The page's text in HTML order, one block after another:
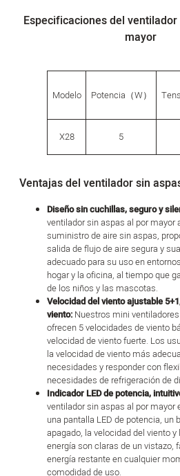
Especificaciones del
mayor
Modelo Potencia（W）
X28 5
Ventajas del ventilador sin
Diseño sin cuchillas, seguro y
ventilador sin aspas al por mayor
suministro de aire sin aspas,
salida de flujo de aire segura y
adecuado para su uso en
hogar y la oficina, al tiempo que
de los niños y las mascotas.
Velocidad del viento ajustable
viento:Nuestros mini
ofrecen 5 velocidades de viento
velocidad de viento fuerte. Los
la velocidad de viento más
necesidades y responder con
necesidades de refrigeración de
Indicador LED de potencia,
ventilador sin aspas al por mayor
una pantalla LED de potencia, un
apagado, la velocidad del viento
energía son claras de un vistazo,
energía restante en cualquier
comodidad de uso.